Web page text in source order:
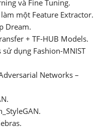
và Fine Tuning.
một Feature Extractor.
Dream.
+ TF-HUB Models.
dụng Fashion-MNIST
Networks –